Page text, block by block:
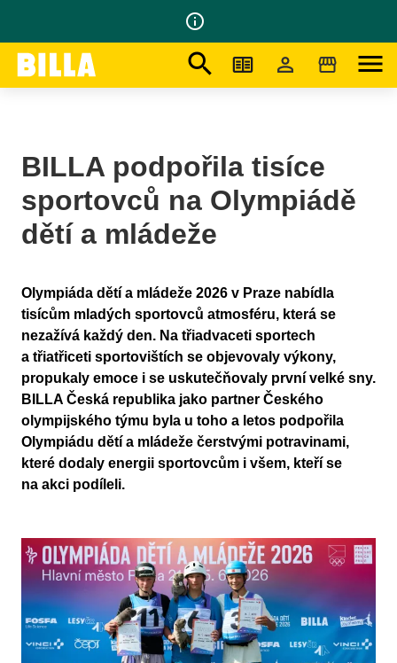
info_outline
search menu
Na domovskou stránku Tiskové Zprávy
BILLA podpořila tisíce sportovců na Olympiádě dětí a mládeže
BILLA podpořila tisíce
sportovců na Olympiádě
dětí a mládeže
Olympiáda dětí a mládeže 2026 v Praze nabídla
tisícům mladých sportovců atmosféru, která se
nezažívá každý den. Na třiadvaceti sportech
a třiatřiceti sportovištích se objevovaly výkony,
propukaly emoce i se uskutečňovaly první velké sny.
BILLA Česká republika jako partner Českého
olympijského týmu byla u toho a letos podpořila
Olympiádu dětí a mládeže čerstvými potravinami,
které dodaly energii sportovcům i všem, kteří se
na akci podíleli.